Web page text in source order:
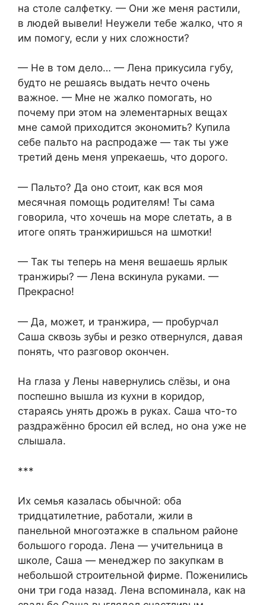
на столе салфетку. — Они же меня растили,
в людей вывели! Неужели тебе жалко, что я
им помогу, если у них сложности?
— Не в том дело… — Лена прикусила губу,
будто не решаясь выдать нечто очень
важное. — Мне не жалко помогать, но
почему при этом на элементарных вещах
мне самой приходится экономить? Купила
себе пальто на распродаже — так ты уже
третий день меня упрекаешь, что дорого.
— Пальто? Да оно стоит, как вся моя
месячная помощь родителям! Ты сама
говорила, что хочешь на море слетать, а в
итоге опять транжиришься на шмотки!
— Так ты теперь на меня вешаешь ярлык
транжиры? — Лена вскинула руками. —
Прекрасно!
— Да, может, и транжира, — пробурчал
Саша сквозь зубы и резко отвернулся, давая
понять, что разговор окончен.
На глаза у Лены навернулись слёзы, и она
поспешно вышла из кухни в коридор,
стараясь унять дрожь в руках. Саша что-то
раздражённо бросил ей вслед, но она уже не
слышала.
***
Их семья казалась обычной: оба
тридцатилетние, работали, жили в
панельной многоэтажке в спальном районе
большого города. Лена — учительница в
школе, Саша — менеджер по закупкам в
небольшой строительной фирме. Поженились
они три года назад. Лена вспоминала, как на